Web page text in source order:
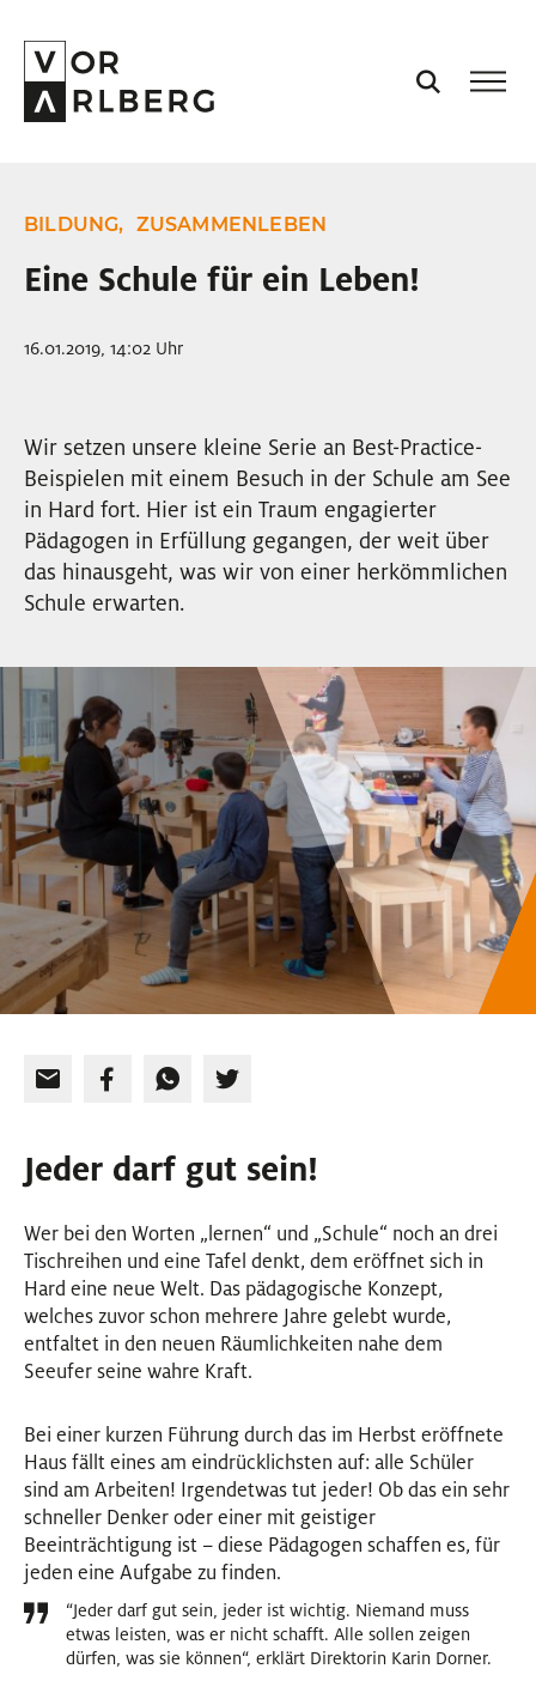
VISION
EVENTS
BILDUNG, ZUSAMMENLEBEN
Eine Schule für ein Leben!
16.01.2019, 14:02 Uhr
Wir setzen unsere kleine Serie an Best-Practice-
Beispielen mit einem Besuch in der Schule am See
in Hard fort. Hier ist ein Traum engagierter
Pädagogen in Erfüllung gegangen, der weit über
das hinausgeht, was wir von einer herkömmlichen
Schule erwarten.
Jeder darf gut sein!
Wer bei den Worten „lernen“ und „Schule“ noch an drei
Tischreihen und eine Tafel denkt, dem eröffnet sich in
Hard eine neue Welt. Das pädagogische Konzept,
welches zuvor schon mehrere Jahre gelebt wurde,
entfaltet in den neuen Räumlichkeiten nahe dem
Seeufer seine wahre Kraft.
Bei einer kurzen Führung durch das im Herbst eröffnete
Haus fällt eines am eindrücklichsten auf: alle Schüler
sind am Arbeiten! Irgendetwas tut jeder! Ob das ein sehr
schneller Denker oder einer mit geistiger
Beeinträchtigung ist – diese Pädagogen schaffen es, für
jeden eine Aufgabe zu finden.
“Jeder darf gut sein, jeder ist wichtig. Niemand muss
etwas leisten, was er nicht schafft. Alle sollen zeigen
dürfen, was sie können“, erklärt Direktorin Karin Dorner.